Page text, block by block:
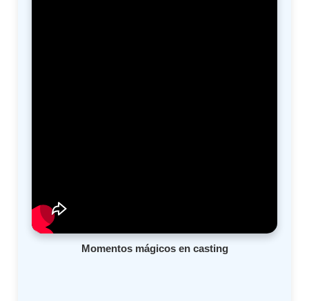
Momentos mágicos en casting